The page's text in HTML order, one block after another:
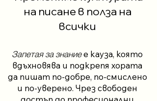
на писане в полза на
всички
Запетая за знаниее кауза, която
вдъхновява и подкрепя хората
да пишат по-добре, по-смислено
и по-уверено. Чрез свободен